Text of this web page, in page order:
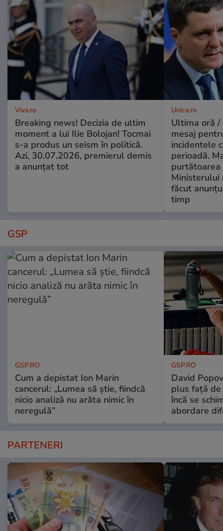
Viva.ro
Breaking news! Decizia de ultim
moment a lui Ilie Bolojan! Tocmai
s-a produs un seism în politică.
Azi, 30.07.2026, premierul demis
a anunțat tot
Unica.ro
Ultima oră /
mesaj
incidentele
perioadă.
purtătoarea
Ministerului
făcut
timp
GSP
GSP.RO
Cum a depistat Ion Marin
cancerul: „Lumea să știe, fiindcă
nicio analiză nu arăta nimic în
neregulă”
GSP.RO
David
plus față de
încă se
abordare
PARTENERI